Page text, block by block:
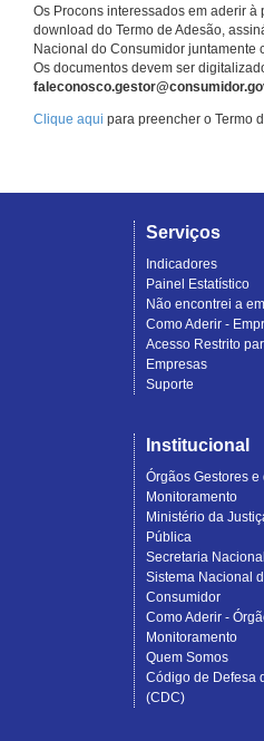
Os Procons interessados em aderir à
download do Termo de Adesão,
Nacional do Consumidor juntamente
Os documentos devem ser
Clique aqui para preencher o Termo
Serviços
Indicadores
Painel Estatístico
Não encontrei a
Como Aderir -
Acesso Restrito
Empresas
Suporte
Institucional
Órgãos Gestores e
Monitoramento
Ministério da
Pública
Secretaria
Sistema Nacional
Consumidor
Como Aderir -
Monitoramento
Quem Somos
Código de Defesa
(CDC)